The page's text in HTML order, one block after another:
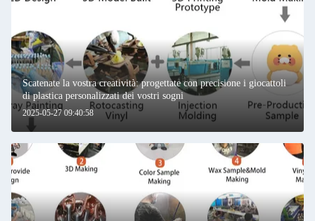
2025-05-27 09:40:58
Scatenate la vostra creatività: progettate con precisione i giocattoli
di plastica personalizzati dei vostri sogni